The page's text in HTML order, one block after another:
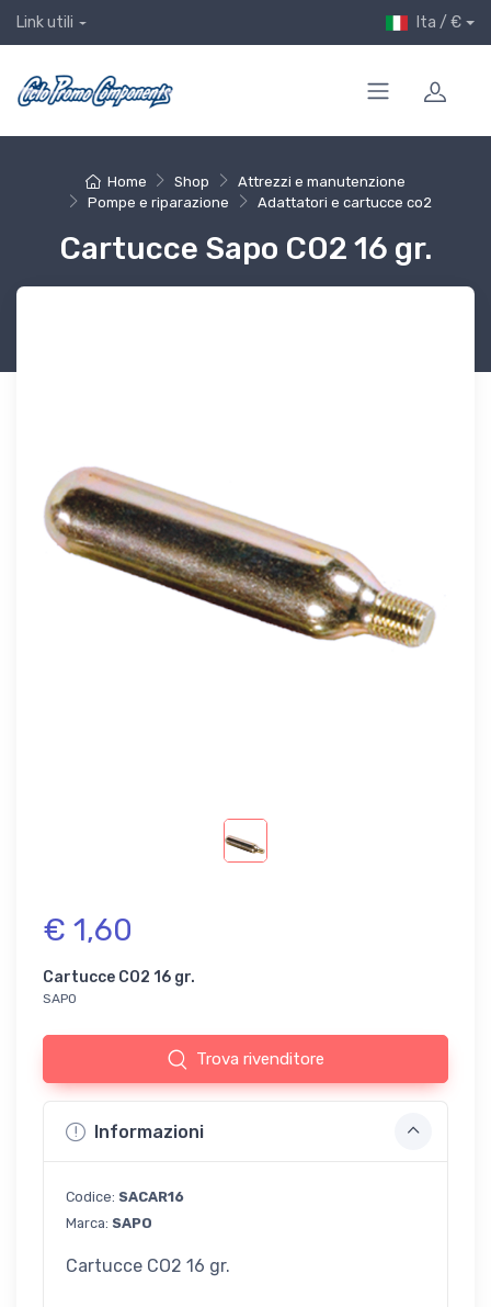
Link utili Ita / €
Home Shop
Attrezzi e manutenzione
Pompe e riparazione
Adattatori e cartucce co2
Cartucce Sapo CO2 16 gr.
€ 1,60
Cartucce CO2 16 gr.
SAPO
Trova rivenditore
Informazioni
Codice: SACAR16
Marca: SAPO
Cartucce CO2 16 gr.